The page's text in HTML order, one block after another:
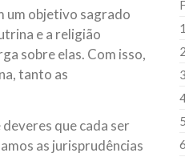
um objetivo sagrado
e a religião
sobre elas. Com isso,
tanto as
que cada ser
as jurisprudências